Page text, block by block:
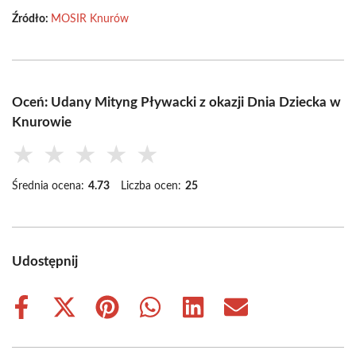
Źródło: MOSIR Knurów
Oceń: Udany Mityng Pływacki z okazji Dnia Dziecka w
Knurowie
★ ★ ★ ★ ★
Średnia ocena: 4.73 Liczba ocen: 25
Udostępnij
Share
Share
(Twitter)
Share
Share
Share
Share